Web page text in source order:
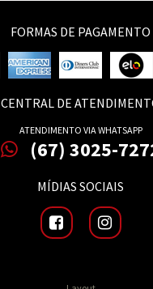
FORMAS DE PAGAMENTO
CENTRAL DE
ATENDIMENTO VIA WHATSAPP
(67) 3025-
MÍDIAS SOCIAIS